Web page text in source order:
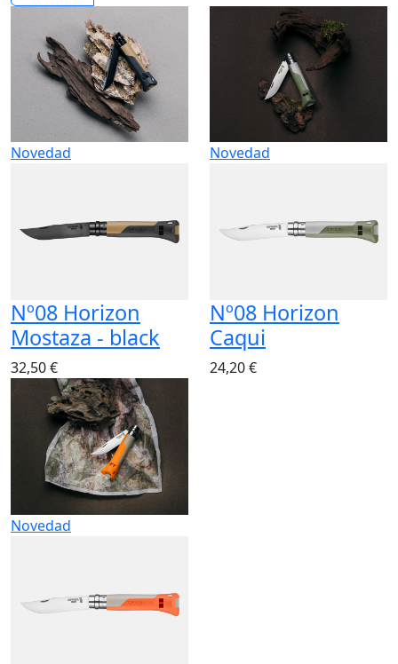
Novedad
Nº08 Horizon
Mostaza - black
32,50 €
Novedad
Nº08 Horizon
Caqui
24,20 €
Novedad